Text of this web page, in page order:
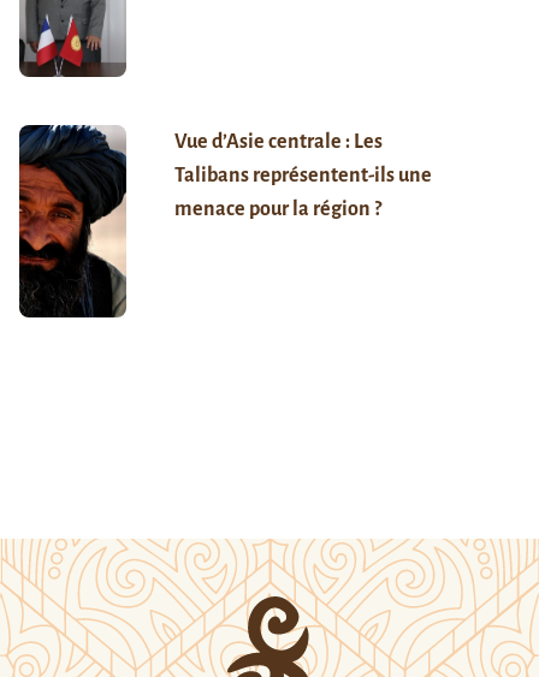
Vue d’Asie centrale : Les
Talibans représentent-ils une
menace pour la région ?